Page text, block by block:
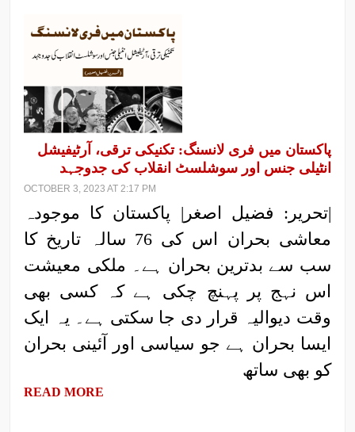
پاکستان میں فری لانسنگ: تکنیکی ترقی، آرٹیفیشل
انٹیلی جنس اور سوشلسٹ انقلاب کی جدوجہد
OCTOBER 3, 2023 AT 2:17 PM
|تحریر: فضیل اصغر| پاکستان کا موجودہ
معاشی بحران اس کی 76 سالہ تاریخ کا
سب سے بدترین بحران ہے۔ ملکی معیشت
اس نہج پر پہنچ چکی ہے کہ کسی بھی
وقت دیوالیہ قرار دی جا سکتی ہے۔ یہ ایک
ایسا بحران ہے جو سیاسی اور آئینی بحران
کو بھی ساتھ
READ MORE